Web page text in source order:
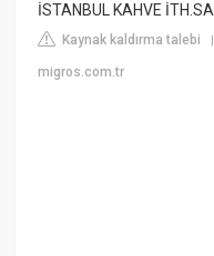
İSTANBUL KAHVE
Kaynak kaldırma talebi
migros.com.tr